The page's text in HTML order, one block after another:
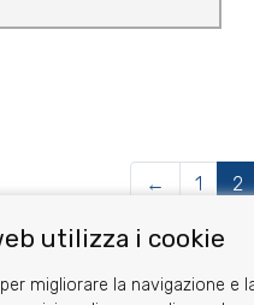
← 1 2
utilizza i cookie
migliorare la navigazione e